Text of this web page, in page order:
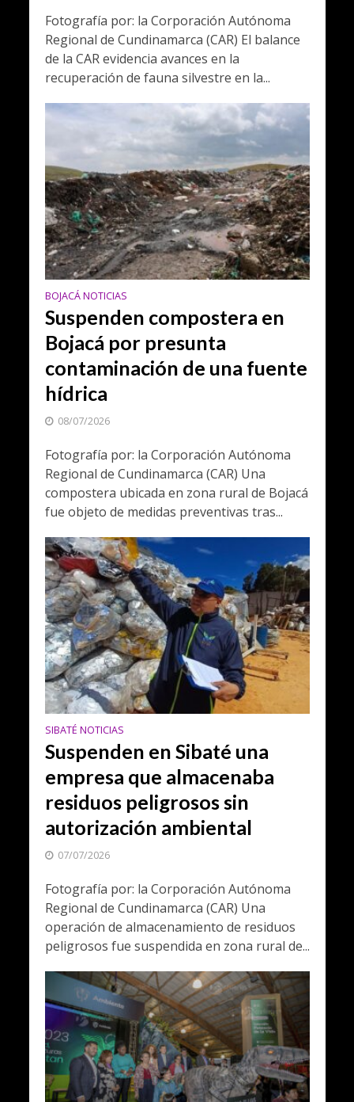
Fotografía por: la Corporación Autónoma
Regional de Cundinamarca (CAR) El balance
de la CAR evidencia avances en la
recuperación de fauna silvestre en la...
BOJACÁ NOTICIAS
Suspenden compostera en
Bojacá por presunta
contaminación de una fuente
hídrica
08/07/2026
Fotografía por: la Corporación Autónoma
Regional de Cundinamarca (CAR) Una
compostera ubicada en zona rural de Bojacá
fue objeto de medidas preventivas tras...
SIBATÉ NOTICIAS
Suspenden en Sibaté una
empresa que almacenaba
residuos peligrosos sin
autorización ambiental
07/07/2026
Fotografía por: la Corporación Autónoma
Regional de Cundinamarca (CAR) Una
operación de almacenamiento de residuos
peligrosos fue suspendida en zona rural de...